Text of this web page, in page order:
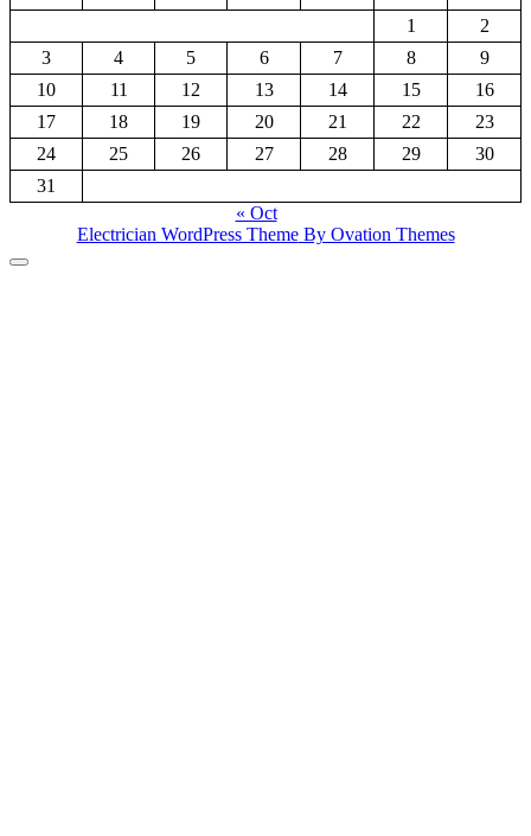
1
2
3
4 5 6 7 8
9
10
11 12 13 14 15
16
17
18 19 20 21 22
23
24
25 26 27 28 29
30
31
« Oct
Electrician WordPress ThemeBy Ovation Themes